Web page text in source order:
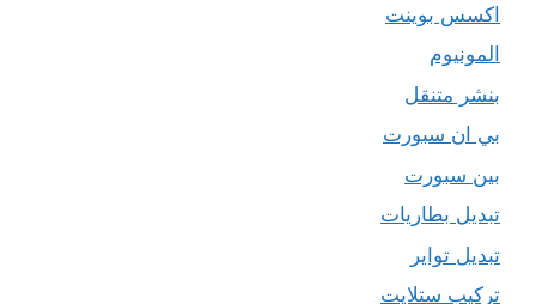
اكسس بوينت
المونيوم
بنشر متنقل
بي ان سبورت
بين سبورت
تبديل بطاريات
تبديل تواير
تركيب ستلايت